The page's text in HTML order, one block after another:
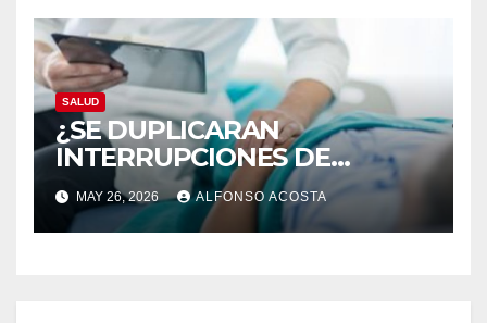
SALUD
¿SE DUPLICARAN
INTERRUPCIONES DE
EMBARAZO LEGALES?
MAY 26, 2026 ALFONSO ACOSTA